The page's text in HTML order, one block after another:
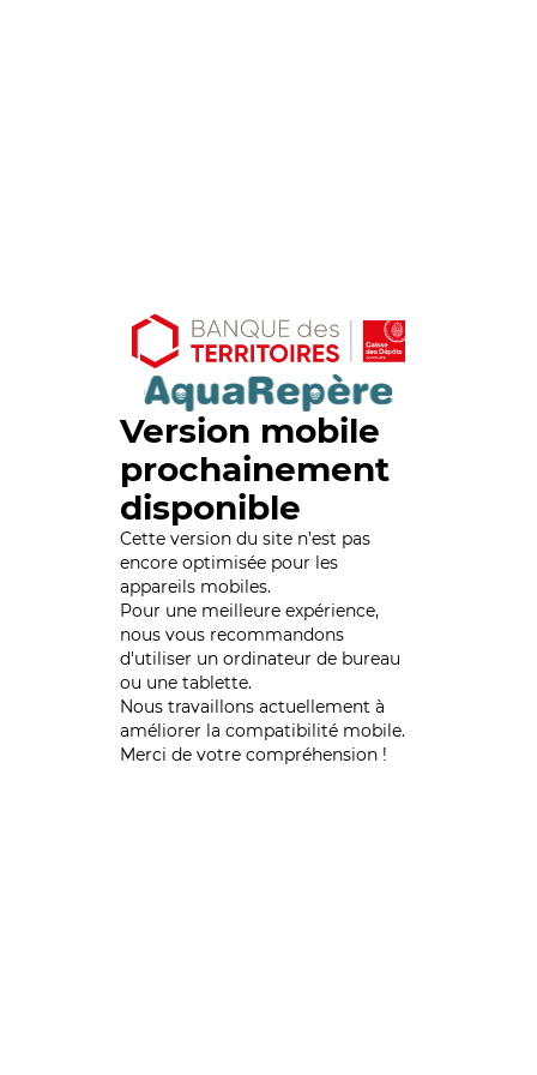
Version mobile
prochainement
disponible
Cette version du site n’est pas
encore optimisée pour les
appareils mobiles.
Pour une meilleure expérience,
nous vous recommandons
d'utiliser un ordinateur de bureau
ou une tablette.
Nous travaillons actuellement à
améliorer la compatibilité mobile.
Merci de votre compréhension !